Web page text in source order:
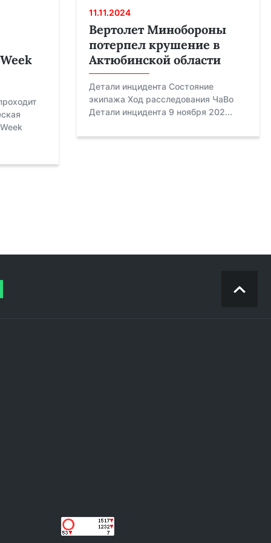
11.11.2024
Вертолет Минобороны
потерпел крушение в
Актюбинской области
Детали инцидента Состояние
экипажа Ход расследования ЧаВо
Детали инцидента 9 ноября 202...